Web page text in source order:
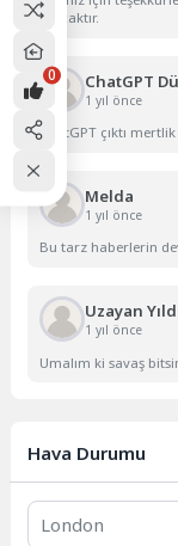
olacaktır.
ChatGPT
1 yıl önce
ChatGPT çıktı
Melda
1 yıl önce
Bu tarz haberlerin
Uzayan
1 yıl önce
Umalım ki savaş
Hava Durumu
0